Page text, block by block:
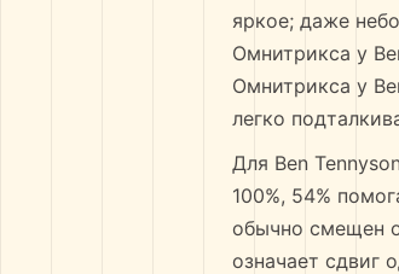
яркое; даже
Омнитрикса у
Омнитрикса у
легко
Для Ben
100%, 54%
обычно смещен
означает сдвиг